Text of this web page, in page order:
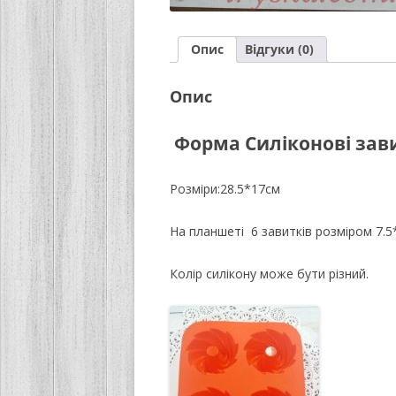
Опис Відгуки (0)
Опис
Форма Силіконові
Розміри:28.5*17см
На планшеті 6 завитків розміром
Колір силікону може бути різний.